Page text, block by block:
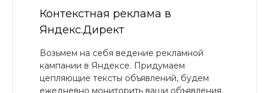
Контекстная реклама в
Яндекс.Директ
Возьмем на себя ведение рекламной
кампании в Яндексе. Придумаем
цепляющие тексты объявлений, будем
ежедневно мониторить ваши объявления,